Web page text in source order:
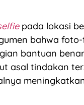
pada lokasi
bahwa
bantuan
asal tindakan